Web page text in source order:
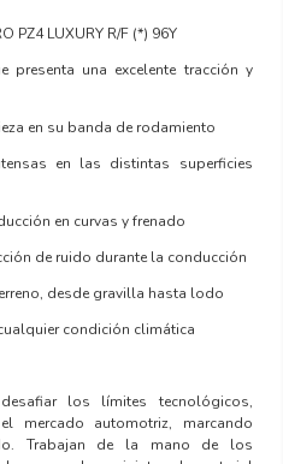
PZ4 LUXURY R/F (*) 96Y
presenta una excelente tracción y
en su banda de rodamiento
en las distintas superficies
en curvas y frenado
de ruido durante la conducción
desde gravilla hasta lodo
condición climática
los límites tecnológicos,
mercado automotriz, marcando
Trabajan de la mano de los